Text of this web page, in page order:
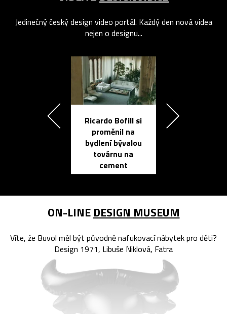
Jedinečný český design video portál. Každý den nová videa
nejen o designu...
Ricardo Bofill si
proměnil na
bydlení bývalou
továrnu na
cement
ON-LINE DESIGN MUSEUM
Víte, že Buvol měl být původně nafukovací nábytek pro děti?
Design 1971, Libuše Niklová, Fatra